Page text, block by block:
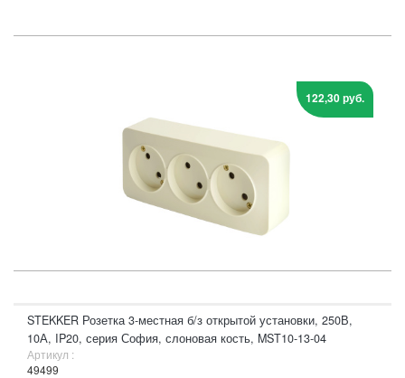
122,30 руб.
STEKKER Розетка 3-местная б/з открытой установки, 250В,
10А, IP20, серия София, слоновая кость, MST10-13-04
Артикул :
49499